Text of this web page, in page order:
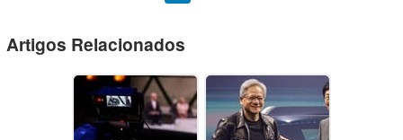
Artigos Relacionados